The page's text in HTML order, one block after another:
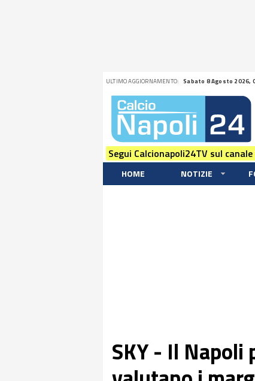
ULTIMO AGGIORNAMENTO: Sabato 8 Agosto 2026,
Segui Calcionapoli24TV sul
HOME NOTIZIE
SKY - Il Napoli